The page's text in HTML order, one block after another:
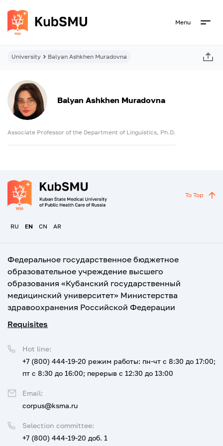
Menu
University Balyan Ashkhen Muradovna
Balyan Ashkhen Muradovna
Associate Professor of the Department of Linguistics, Ph.D.
RU EN CN AR
To Top
Федеральное государственное бюджетное
образовательное учреждение высшего
образования «Кубанский государственный
медицинский университет» Министерства
здравоохранения Российской Федерации
Requisites
Selection committee:
+7 (800) 444-19-20 доб. 1
Hot line:
+7 (800) 444-19-20 режим работы: пн-чт с 8:30 до 17:00;
пт с 8:30 до 16:00; перерыв с 12:30 до 13:00
Email:
corpus@ksma.ru